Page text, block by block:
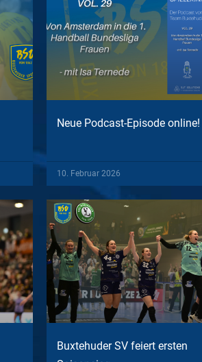
Neue Podcast-Episode online!
10. Februar 2026
Buxtehuder SV feiert ersten